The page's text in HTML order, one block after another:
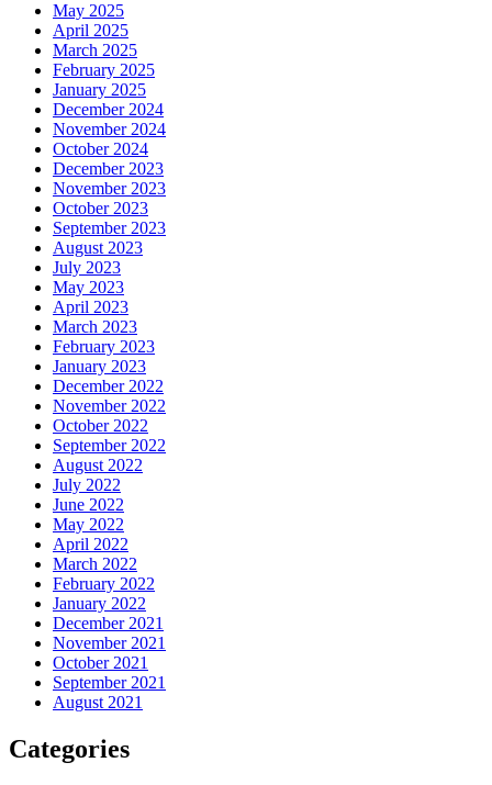
May 2025
April 2025
March 2025
February 2025
January 2025
December 2024
November 2024
October 2024
December 2023
November 2023
October 2023
September 2023
August 2023
July 2023
May 2023
April 2023
March 2023
February 2023
January 2023
December 2022
November 2022
October 2022
September 2022
August 2022
July 2022
June 2022
May 2022
April 2022
March 2022
February 2022
January 2022
December 2021
November 2021
October 2021
September 2021
August 2021
Categories